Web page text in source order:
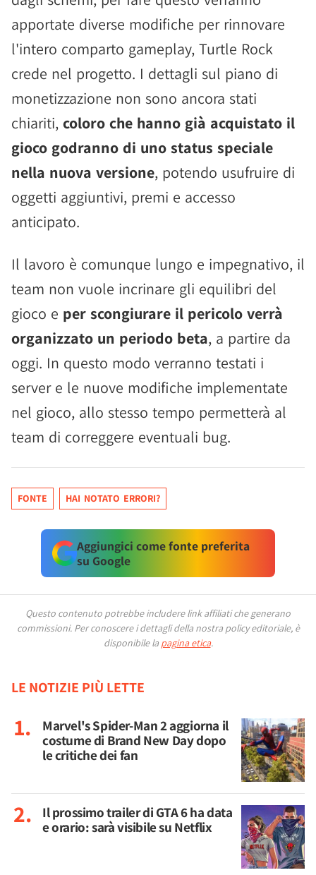
apportate diverse modifiche per rinnovare
l'intero comparto gameplay, Turtle Rock
crede nel progetto. I dettagli sul piano di
monetizzazione non sono ancora stati
chiariti, coloro che hanno già acquistato il
gioco godranno di uno status speciale
nella nuova versione, potendo usufruire di
oggetti aggiuntivi, premi e accesso
anticipato.
Il lavoro è comunque lungo e impegnativo, il
team non vuole incrinare gli equilibri del
gioco e per scongiurare il pericolo verrà
organizzato un periodo beta, a partire da
oggi. In questo modo verranno testati i
server e le nuove modifiche implementate
nel gioco, allo stesso tempo permetterà al
team di correggere eventuali bug.
FONTE HAI NOTATO ERRORI?
Aggiungici come fonte preferita
su Google
Questo contenuto potrebbe includere link affiliati che generano
commissioni. Per conoscere i dettagli della nostra policy editoriale, è
disponibile la pagina etica.
LE NOTIZIE PIÙ LETTE
Marvel's Spider-Man 2 aggiorna il
costume di Brand New Day dopo
le critiche dei fan
Il prossimo trailer di GTA 6 ha data
e orario: sarà visibile su Netflix